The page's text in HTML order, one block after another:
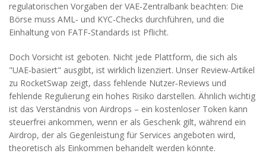
regulatorischen Vorgaben der VAE‑Zentralbank beachten: Die
Börse muss AML‑ und KYC‑Checks durchführen, und die
Einhaltung von FATF‑Standards ist Pflicht.
Doch Vorsicht ist geboten. Nicht jede Plattform, die sich als
"UAE‑basiert" ausgibt, ist wirklich lizenziert. Unser Review‑Artikel
zu RocketSwap zeigt, dass fehlende Nutzer‑Reviews und
fehlende Regulierung ein hohes Risiko darstellen. Ähnlich wichtig
ist das Verständnis von Airdrops – ein kostenloser Token kann
steuerfrei ankommen, wenn er als Geschenk gilt, während ein
Airdrop, der als Gegenleistung für Services angeboten wird,
theoretisch als Einkommen behandelt werden könnte.